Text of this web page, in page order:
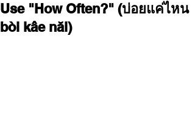
Use "How Often?" (บ่อยแค่ไหน
bòi kâe năi)